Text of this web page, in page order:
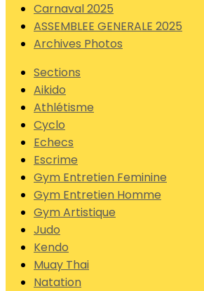
Carnaval 2025
ASSEMBLEE GENERALE 2025
Archives Photos
Sections
Aikido
Athlétisme
Cyclo
Echecs
Escrime
Gym Entretien Feminine
Gym Entretien Homme
Gym Artistique
Judo
Kendo
Muay Thai
Natation